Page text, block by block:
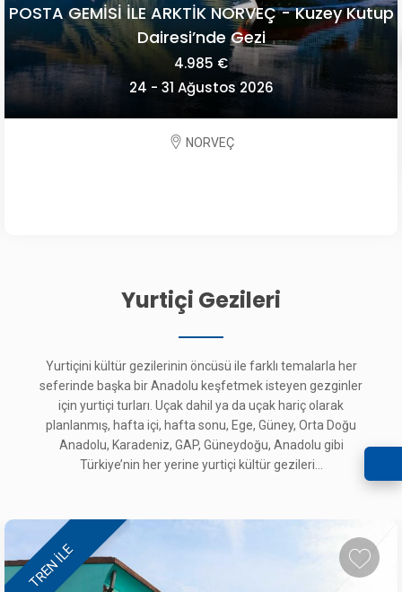
POSTA GEMİSİ İLE ARKTİK NORVEÇ - Kuzey Kutup
Dairesi’nde Gezi
4.985 €
24 - 31 Ağustos 2026
NORVEÇ
Yurtiçi Gezileri
Yurtiçini kültür gezilerinin öncüsü ile farklı temalarla her
seferinde başka bir Anadolu keşfetmek isteyen gezginler
için yurtiçi turları. Uçak dahil ya da uçak hariç olarak
planlanmış, hafta içi, hafta sonu, Ege, Güney, Orta Doğu
Anadolu, Karadeniz, GAP, Güneydoğu, Anadolu gibi
Türkiye’nin her yerine yurtiçi kültür gezileri...
TREN ILE